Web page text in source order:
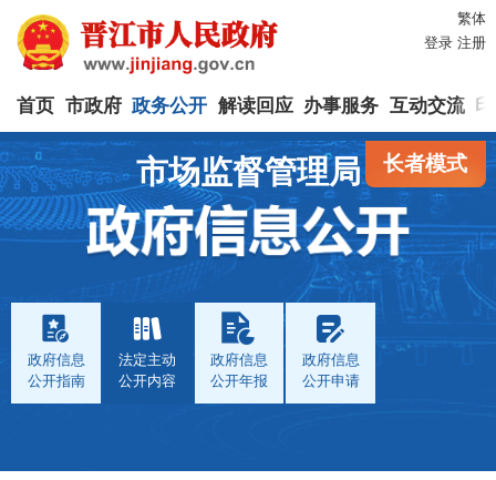
繁体
登录 注册
首页 市政府 政务公开 解读回应 办事服务 互动交流
长者模式
市场监督管理局
政府信息
公开指南
法定主动
公开内容
政府信息
公开年报
政府信息
公开申请